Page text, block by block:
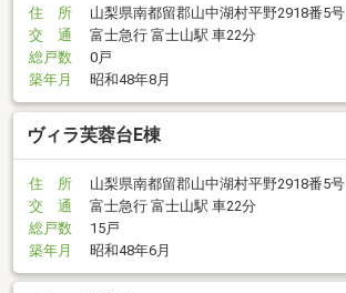
住 所
山梨県南都留郡山中湖村平野2918番5号
交 通
富士急行 富士山駅 車22分
総戸数
0戸
築年月
昭和48年8月
ヴィラ芙蓉台E棟
住 所
山梨県南都留郡山中湖村平野2918番5号
交 通
富士急行 富士山駅 車22分
総戸数
15戸
築年月
昭和48年6月